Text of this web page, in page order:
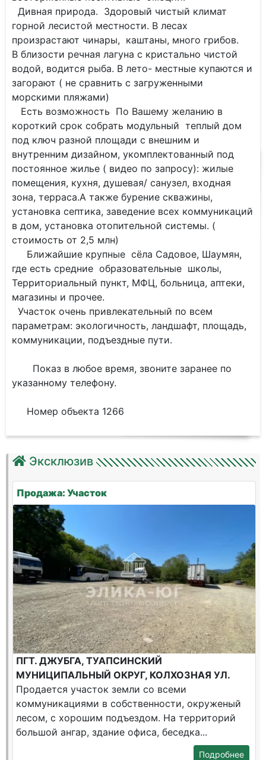
Дивная природа. Здоровый чистый климат
горной лесистой местности. В лесах
произрастают чинары, каштаны, много грибов.
В близости речная лагуна с кристально чистой
водой, водится рыба. В лето- местные купаются и
загорают ( не сравнить с загруженными
морскими пляжами)
Есть возможность По Вашему желанию в
короткий срок собрать модульный теплый дом
под ключ разной площади с внешним и
внутренним дизайном, укомплектованный под
постоянное жилье ( видео по запросу): жилые
помещения, кухня, душевая/ санузел, входная
зона, терраса.А также бурение скважины,
установка септика, заведение всех коммуникаций
в дом, установка отопительной системы. (
стоимость от 2,5 млн)
Ближайшие крупные сëла Садовое, Шаумян,
где есть средние образовательные школы,
Территориальный пункт, МФЦ, больница, аптеки,
магазины и прочее.
Участок очень привлекательный по всем
параметрам: экологичность, ландшафт, площадь,
коммуникации, подъездные пути.
Показ в любое время, звоните заранее по
указанному телефону.
Номер объекта 1266
Эксклюзив
Продажа: Участок
ПГТ. ДЖУБГА, ТУАПСИНСКИЙ
МУНИЦИПАЛЬНЫЙ ОКРУГ, КОЛХОЗНАЯ УЛ.
Продается участок земли со всеми
коммуникациями в собственности, окруженый
лесом, с хорошим подъездом. На территорий
большой ангар, здание офиса, беседка...
Подробнее